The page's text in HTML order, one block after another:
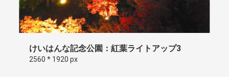
けいはんな記念公園：紅葉ライトアップ3
2560 * 1920 px